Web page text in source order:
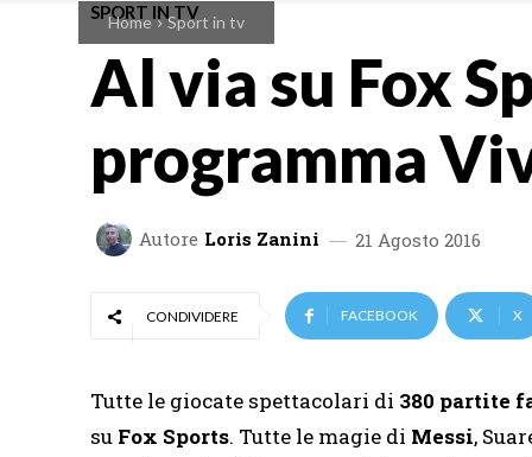
Home Sport in tv
SPORT IN TV
Al via su Fox
programma
Autore Loris Zanini 21 Agosto 2016
CONDIVIDERE FACEBOOK X
Tutte le giocate spettacolari di 380 partite
su Fox Sports. Tutte le magie di Messi,